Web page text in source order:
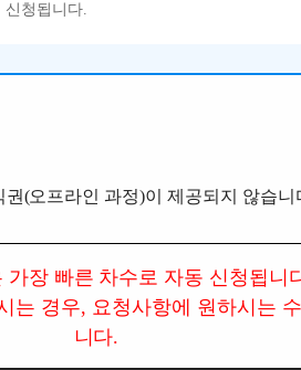
신청됩니다.
(오프라인 과정)이 제공되지 않습니
장 빠른 차수로 자동 신청됩니
는 경우, 요청사항에 원하시는
니다.